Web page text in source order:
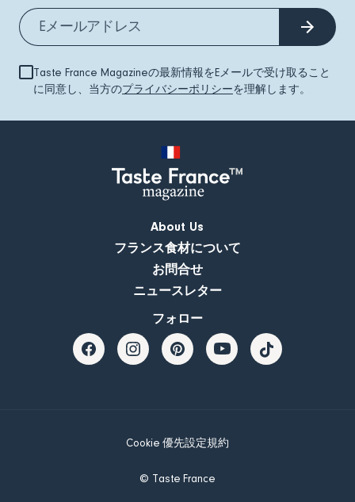
Taste France Magazineの最新情報をEメールで受け取ること
に同意し、当方のプライバシーポリシーを理解します。
About Us
フランス食材について
お問合せ
ニュースレター
フォロー
Cookie 優先設定規約
© Taste France